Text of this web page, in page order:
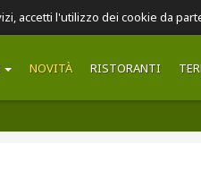
accetti l'utilizzo dei cookie da
NOVITÀ RISTORANTI